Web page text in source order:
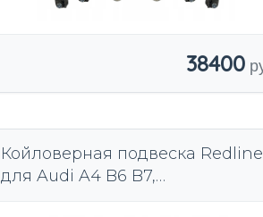
38400
Койловерная подвеска Redline
для Audi A4 B6 B7,